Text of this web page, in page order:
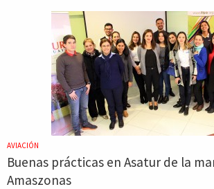
AVIACIÓN
Buenas prácticas en Asatur de la
Amaszonas